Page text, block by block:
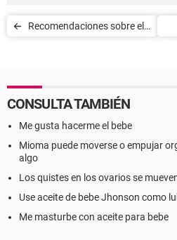
Recomendaciones sobre el
CONSULTA TAMBIÉN
Me gusta hacerme el bebe
Mioma puede moverse o empujar
algo
Los quistes en los ovarios se
Use aceite de bebe Jhonson como
Me masturbe con aceite para bebe